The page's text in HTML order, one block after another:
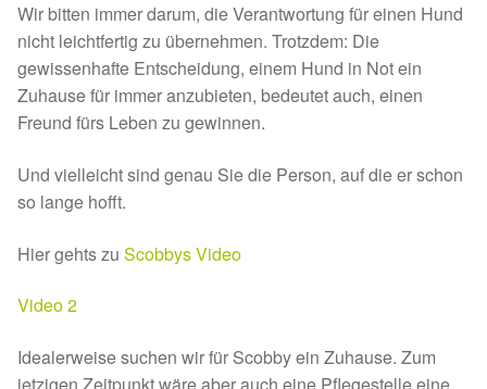
Regenbogenbrücke
Aktuelles
Reiseberichte
Kreativprojekte
Unsere Partnertierheime
Partnertierheim La Linea in Spanien
Wir bitten immer darum, die Verantwortung für einen Hund
nicht leichtfertig zu übernehmen. Trotzdem: Die
gewissenhafte Entscheidung, einem Hund in Not ein
Zuhause für immer anzubieten, bedeutet auch, einen
Freund fürs Leben zu gewinnen.
Und vielleicht sind genau Sie die Person, auf die er schon
so lange hofft.
Hier gehts zu Scobbys Video
Video 2
Idealerweise suchen wir für Scobby ein Zuhause. Zum